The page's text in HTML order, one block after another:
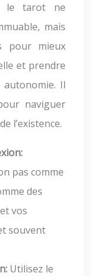
le tarot ne
mais
pour mieux
et prendre
Il
naviguer
l’existence.
pas comme
des
vos
souvent
Utilisez le